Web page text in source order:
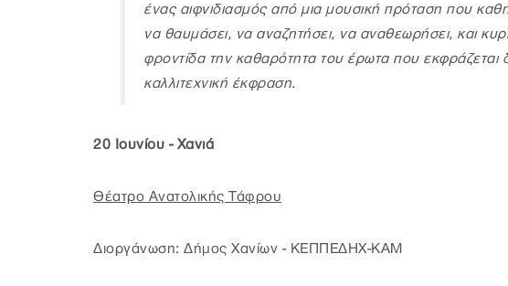
ένας αιφνιδιασμός από μια μουσική πρόταση που
να θαυμάσει, να αναζητήσει, να αναθεωρήσει, και
φροντίδα την καθαρότητα του έρωτα που εκφράζεται
καλλιτεχνική έκφραση.
20 Ιουνίου - Χανιά
Θέατρο Ανατολικής Τάφρου
Διοργάνωση: Δήμος Χανίων - ΚΕΠΠΕΔΗΧ-ΚΑΜ